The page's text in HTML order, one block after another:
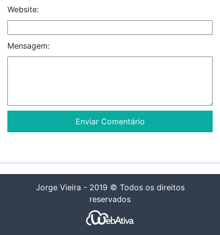
Website:
Mensagem:
Jorge Vieira - 2019 © Todos os direitos
reservados